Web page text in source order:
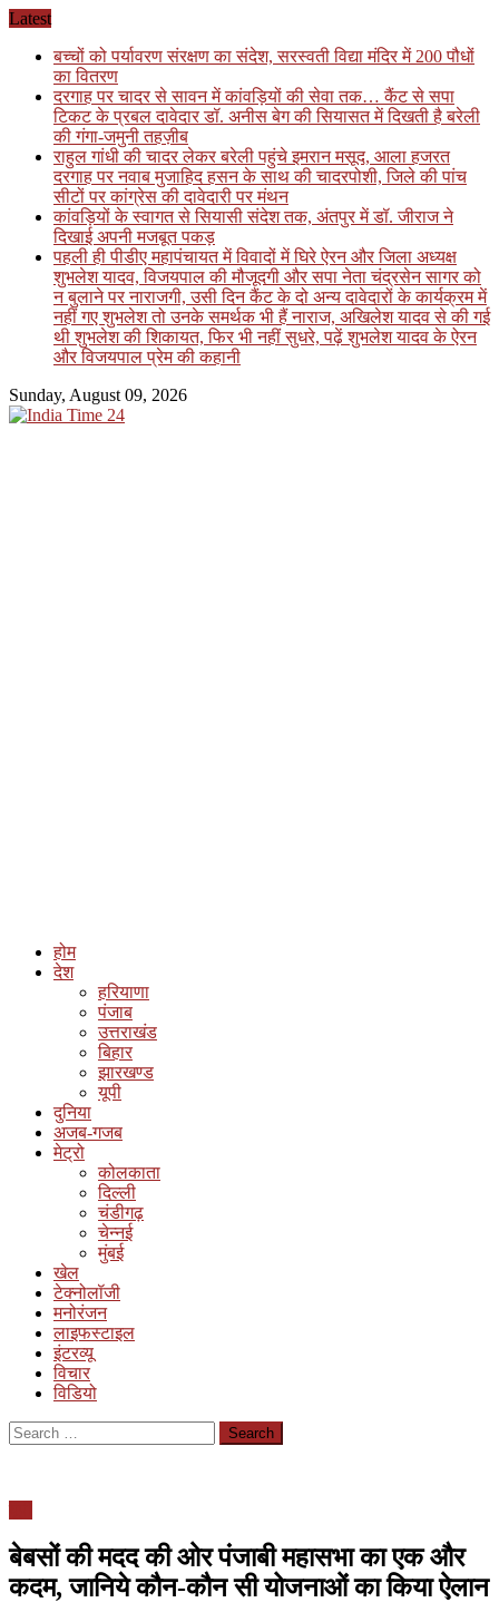
Skip
content
Latest
बच्चों को पर्यावरण संरक्षण का संदेश, सरस्वती विद्या मंदिर में 200 पौधों
का वितरण
दरगाह पर चादर से सावन में कांवड़ियों की सेवा तक… कैंट से सपा
टिकट के प्रबल दावेदार डॉ. अनीस बेग की सियासत में दिखती है बरेली
की गंगा-जमुनी तहज़ीब
राहुल गांधी की चादर लेकर बरेली पहुंचे इमरान मसूद, आला हजरत
दरगाह पर नवाब मुजाहिद हसन के साथ की चादरपोशी, जिले की पांच
सीटों पर कांग्रेस की दावेदारी पर मंथन
कांवड़ियों के स्वागत से सियासी संदेश तक, अंतपुर में डॉ. जीराज ने
दिखाई अपनी मजबूत पकड़
पहली ही पीडीए महापंचायत में विवादों में घिरे ऐरन और जिला अध्यक्ष
शुभलेश यादव, विजयपाल की मौजूदगी और सपा नेता चंद्रसेन सागर को
न बुलाने पर नाराजगी, उसी दिन कैंट के दो अन्य दावेदारों के कार्यक्रम में
नहीं गए शुभलेश तो उनके समर्थक भी हैं नाराज, अखिलेश यादव से की गई
थी शुभलेश की शिकायत, फिर भी नहीं सुधरे, पढ़ें शुभलेश यादव के ऐरन
और विजयपाल प्रेम की कहानी
Sunday, August 09, 2026
होम
देश
हरियाणा
पंजाब
उत्तराखंड
बिहार
झारखण्ड
यूपी
दुनिया
अजब-गजब
मेट्रो
कोलकाता
दिल्ली
चंडीगढ़
चेन्नई
मुंबई
खेल
टेक्नोलॉजी
मनोरंजन
लाइफस्टाइल
इंटरव्यू
विचार
विडियो
Search
for:
बेबसों की मदद की ओर पंजाबी महासभा का एक और
कदम, जानिये कौन-कौन सी योजनाओं का किया ऐलान